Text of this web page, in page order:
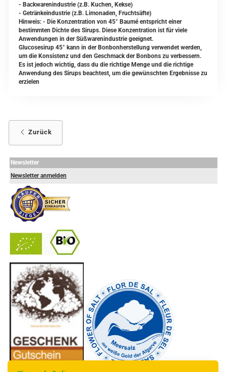
- Backwarenindustrie (z.B. Kuchen, Kekse)
- Getränkeindustrie (z.B. Limonaden, Fruchtsäfte)
Hinweis: - Die Konzentration von 45° Baumé entspricht einer
bestimmten Dichte des Sirups. Diese Konzentration ist für viele
Anwendungen in der Süßwarenindustrie geeignet.
Glucosesirup 45° kann in der Bonbonherstellung verwendet werden,
um die Konsistenz und den Geschmack der Bonbons zu verbessern.
Es ist jedoch wichtig, dass du die richtige Menge und die richtige
Anwendung des Sirups beachtest, um die gewünschten Ergebnisse zu
erzielen
Zurück
Newsletter
Newsletter anmelden